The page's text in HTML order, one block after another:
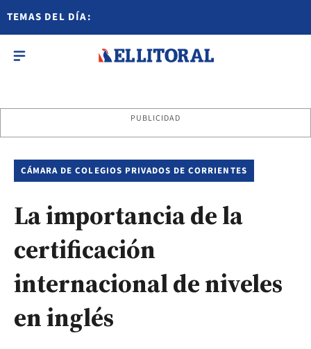
TEMAS DEL DÍA:
PUBLICIDAD
CÁMARA DE COLEGIOS PRIVADOS DE CORRIENTES
La importancia de la
certificación
internacional de niveles
en inglés